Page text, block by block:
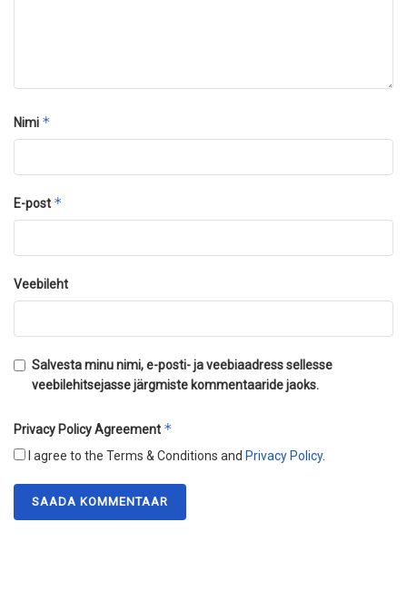
Nimi *
E-post *
Veebileht
Salvesta minu nimi, e-posti- ja veebiaadress sellesse
veebilehitsejasse järgmiste kommentaaride jaoks.
Privacy Policy Agreement *
I agree to the Terms & Conditions and Privacy Policy.